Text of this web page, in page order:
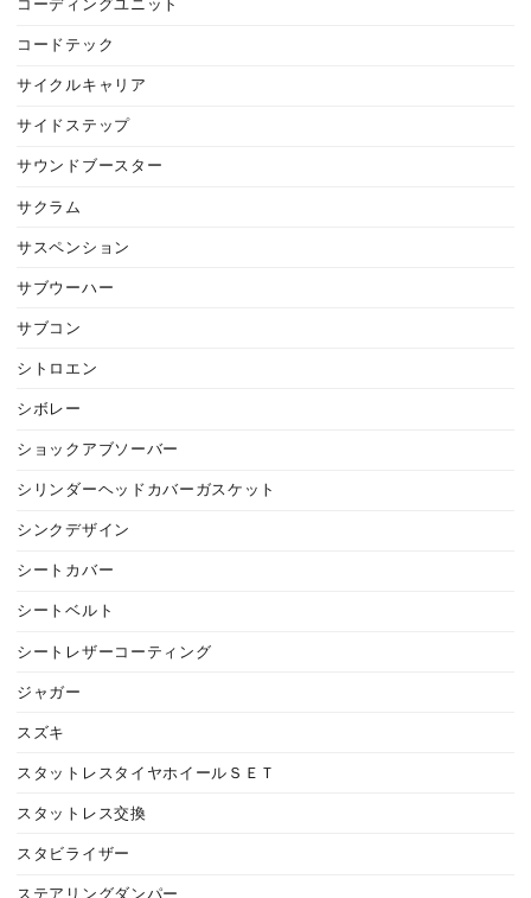
コーディングユニット
コードテック
サイクルキャリア
サイドステップ
サウンドブースター
サクラム
サスペンション
サブウーハー
サブコン
シトロエン
シボレー
ショックアブソーバー
シリンダーヘッドカバーガスケット
シンクデザイン
シートカバー
シートベルト
シートレザーコーティング
ジャガー
スズキ
スタットレスタイヤホイールＳＥＴ
スタットレス交換
スタビライザー
ステアリングダンパー